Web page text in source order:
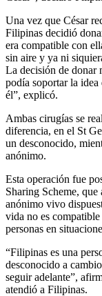
Una vez que César
Filipinas decidió
era compatible con
sin aire y ya ni
La decisión de donar
podía soportar la idea
él”, explicó.
Ambas cirugías se
diferencia, en el St
un desconocido,
anónimo.
Esta operación fue
Sharing Scheme, que
anónimo vivo
vida no es
personas en
“Filipinas es una
desconocido a
seguir adelante”,
atendió a Filipinas.